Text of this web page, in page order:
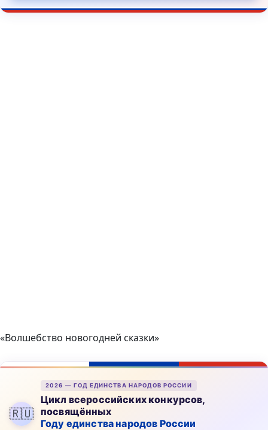
«Волшебство новогодней сказки»
🇷🇺
2026 — ГОД ЕДИНСТВА НАРОДОВ РОССИИ
Цикл всероссийских конкурсов,
посвящённых
Году единства народов России